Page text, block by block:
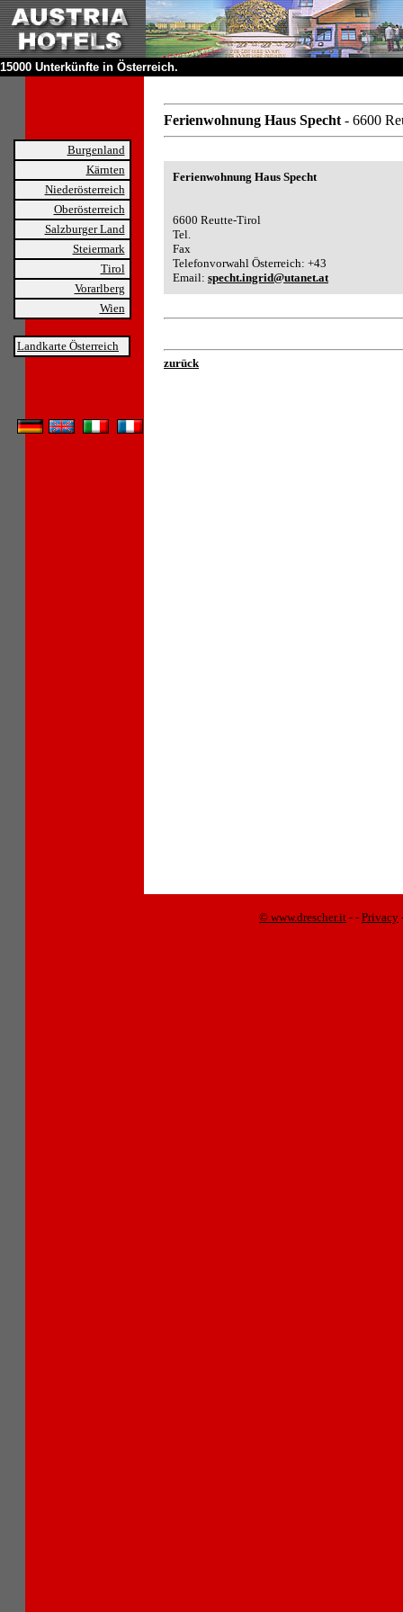
15000 Unterkünfte in Österreich.
Burgenland
Kärnten
Niederösterreich
Oberösterreich
Salzburger Land
Steiermark
Tirol
Vorarlberg
Wien
Landkarte Österreich
Ferienwohnung Haus Specht - 6600
Ferienwohnung Haus Specht
6600 Reutte-Tirol
Tel.
Fax
Telefonvorwahl Österreich: +43
Email: specht.ingrid@utanet.at
zurück
© www.drescher.it - - Privacy